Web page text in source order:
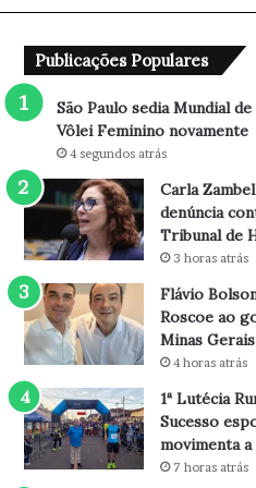
M
d
i
d
e
l
u
b
e
s
d
e
V
ô
l
e
Publicações Populares
São Paulo sedia Mundial
Vôlei Feminino novamente
4 segundos atrás
Carla
denúncia
Tribunal de
3 horas atrás
Flávio
Roscoe ao
Minas Gerais
4 horas atrás
1ª Lutécia
Sucesso
movimenta
7 horas atrás